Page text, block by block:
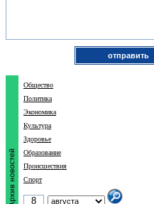
Общество
Политика
Экономика
Культура
Здоровье
Образование
Происшествия
Спорт